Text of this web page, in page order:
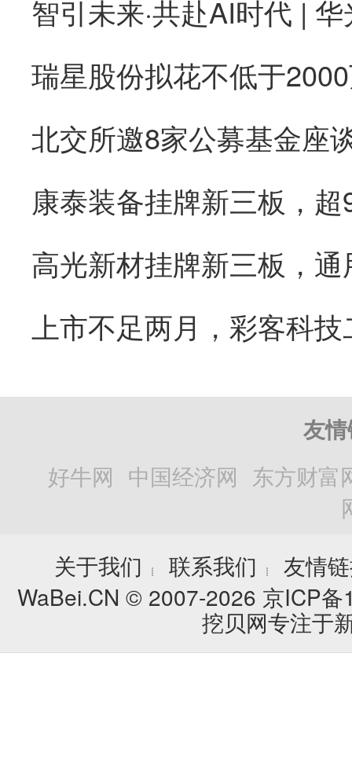
康泰装备挂牌新三板，
友
好牛网 中国经济网 东方财富
关于我们
┊ 联系我们 ┊
友情
WaBei.CN © 2007-2026 京ICP
挖贝网专注于